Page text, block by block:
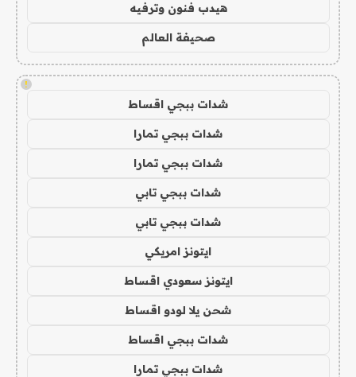
هيدب فنون وترفيه
صحيفة العالم
!
شدات ببجي اقساط
شدات ببجي تمارا
شدات ببجي تمارا
شدات ببجي تابي
شدات ببجي تابي
ايتونز امريكي
ايتونز سعودي اقساط
شحن يلا لودو اقساط
شدات ببجي اقساط
شدات ببجي تمارا